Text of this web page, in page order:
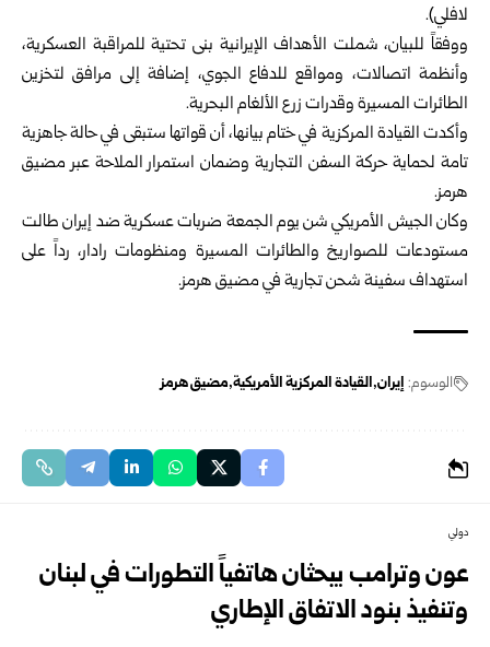
لافلي).‏
ووفقاً للبيان، شملت الأهداف الإيرانية بنى تحتية للمراقبة ‏العسكرية،
وأنظمة اتصالات، ومواقع للدفاع الجوي، إضافة إلى مرافق ‏لتخزين
الطائرات المسيرة وقدرات زرع الألغام البحرية.‏
وأكدت القيادة المركزية في ختام بيانها، أن قواتها ستبقى في حالة جاهزية
‏تامة لحماية حركة السفن التجارية وضمان استمرار الملاحة عبر مضيق
‏هرمز.‏
وكان الجيش الأمريكي شن يوم الجمعة ضربات عسكرية ضد إيران طالت
‏مستودعات للصواريخ والطائرات المسيرة ومنظومات رادار، رداً على
‏استهداف سفينة شحن تجارية في مضيق هرمز.‏
الوسوم: إيران القيادة المركزية الأمريكية مضيق هرمز
دولي
عون وترامب يبحثان هاتفياً التطورات في لبنان
وتنفيذ بنود الاتفاق الإطاري